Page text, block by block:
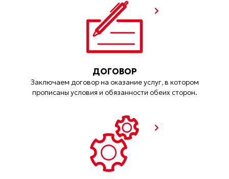
ДОГОВОР
Заключаем договор на оказание услуг, в котором
прописаны условия и обязанности обеих сторон.